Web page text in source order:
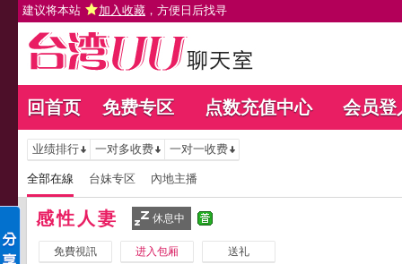
建议将本站 加入收藏 ，方便日后找寻
回首页 免费专区 点数充值中心 会员登
业绩排行 一对多收费 一对一收费
全部在線 台妹专区 內地主播
感性人妻 休息中
免費視訊 进入包厢 送礼